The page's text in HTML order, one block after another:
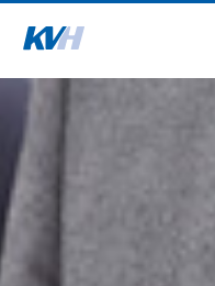
Zur Startseite